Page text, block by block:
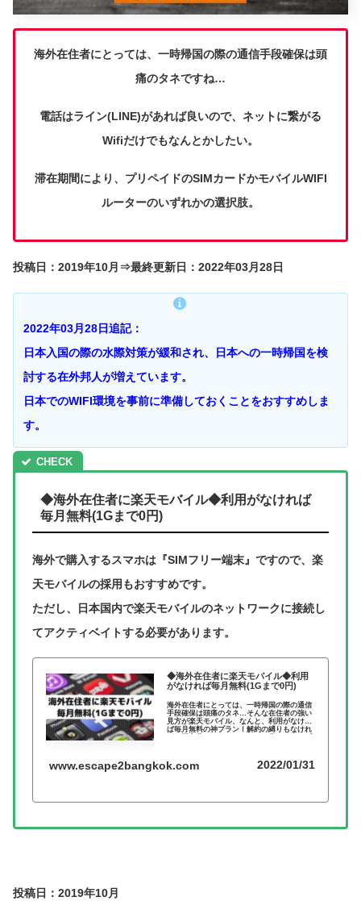
海外在住者にとっては、一時帰国の際の通信手段確保は頭
痛のタネですね…
電話はライン(LINE)があれば良いので、ネットに繋がる
Wifiだけでもなんとかしたい。
滞在期間により、プリペイドのSIMカードかモバイルWIFI
ルーターのいずれかの選択肢。
投稿日：2019年10月⇒最終更新日：2022年03月28日
2022年03月28日追記：
日本入国の際の水際対策が緩和され、日本への一時帰国を検
討する在外邦人が増えています。
日本でのWIFI環境を事前に準備しておくことをおすすめしま
す。
◆海外在住者に楽天モバイル◆利用がなければ
毎月無料(1Gまで0円)
海外で購入するスマホは『SIMフリー端末』ですので、楽
天モバイルの採用もおすすめです。
ただし、日本国内で楽天モバイルのネットワークに接続し
てアクティベイトする必要があります。
◆海外在住者に楽天モバイル◆利用
がなければ毎月無料(1Gまで0円)
海外在住者にとっては、一時帰国の際の通信
手段確保は頭痛のタネ…そんな在住者の強い
見方が楽天モバイル、なんと、利用がなけれ
ば毎月無料の神プラン！解約の縛りもなけれ
www.escape2bangkok.com 2022/01/31
投稿日：2019年10月